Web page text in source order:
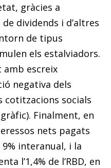
gràcies a
dividends i d’altres
de tipus
els estalviadors.
escreix
negativa dels
cotitzacions socials
Finalment, en
nets pagats
9% interanual, i la
l’1,4% de l’RBD, en